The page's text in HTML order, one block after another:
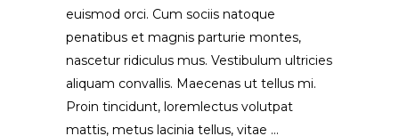
euismod orci. Cum sociis natoque
penatibus et magnis parturie montes,
nascetur ridiculus mus. Vestibulum ultricies
aliquam convallis. Maecenas ut tellus mi.
Proin tincidunt, loremlectus volutpat
mattis, metus lacinia tellus, vitae